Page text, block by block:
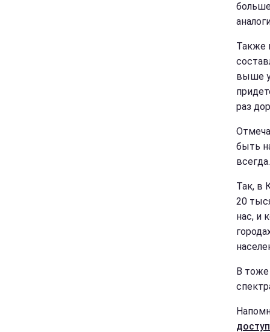
Также
выше
раз
быть
всегда.
Так, в
20
нас, и
В